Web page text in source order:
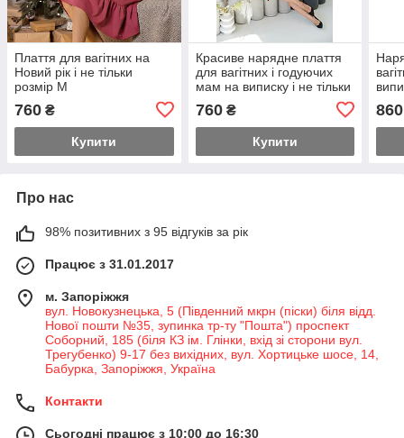
Плаття для вагітних на
Новий рік і не тільки
розмір М
760 ₴
Купити
Красиве нарядне плаття
для вагітних і годуючих
мам на виписку і не тільки
760₴
Купити
860
Про нас
98% позитивних з 95 відгуків за рік
Працює з 31.01.2017
м. Запоріжжя
вул. Новокузнецька, 5 (Південний мкрн (піски) біля відд.
Нової пошти №35, зупинка тр-ту "Пошта") проспект
Соборний, 185 (біля КЗ ім. Глінки, вхід зі сторони вул.
Трегубенко) 9-17 без вихідних, вул. Хортицьке шосе, 14,
Бабурка, Запоріжжя, Україна
Контакти
Сьогодні працює з 10:00 до 16:30